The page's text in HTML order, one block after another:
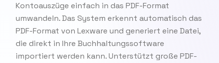
Kontoauszüge einfach in das PDF-Format
umwandeln. Das System erkennt automatisch das
PDF-Format von Lexware und generiert eine Datei,
die direkt in Ihre Buchhaltungssoftware
importiert werden kann. Unterstützt große PDF-